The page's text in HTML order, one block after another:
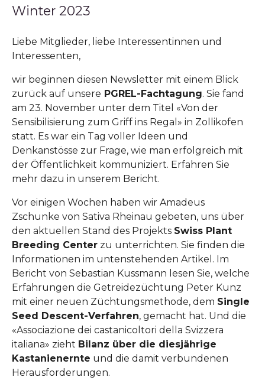
Winter 2023
Liebe Mitglieder, liebe Interessentinnen und
Interessenten,
wir beginnen diesen Newsletter mit einem Blick
zurück auf unsere PGREL-Fachtagung. Sie fand
am 23. November unter dem Titel «Von der
Sensibilisierung zum Griff ins Regal» in Zollikofen
statt. Es war ein Tag voller Ideen und
Denkanstösse zur Frage, wie man erfolgreich mit
der Öffentlichkeit kommuniziert. Erfahren Sie
mehr dazu in unserem Bericht.
Vor einigen Wochen haben wir Amadeus
Zschunke von Sativa Rheinau gebeten, uns über
den aktuellen Stand des Projekts Swiss Plant
Breeding Center zu unterrichten. Sie finden die
Informationen im untenstehenden Artikel. Im
Bericht von Sebastian Kussmann lesen Sie, welche
Erfahrungen die Getreidezüchtung Peter Kunz
mit einer neuen Züchtungsmethode, dem Single
Seed Descent-Verfahren, gemacht hat. Und die
«Associazione dei castanicoltori della Svizzera
italiana» zieht Bilanz über die diesjährige
Kastanienernte und die damit verbundenen
Herausforderungen.